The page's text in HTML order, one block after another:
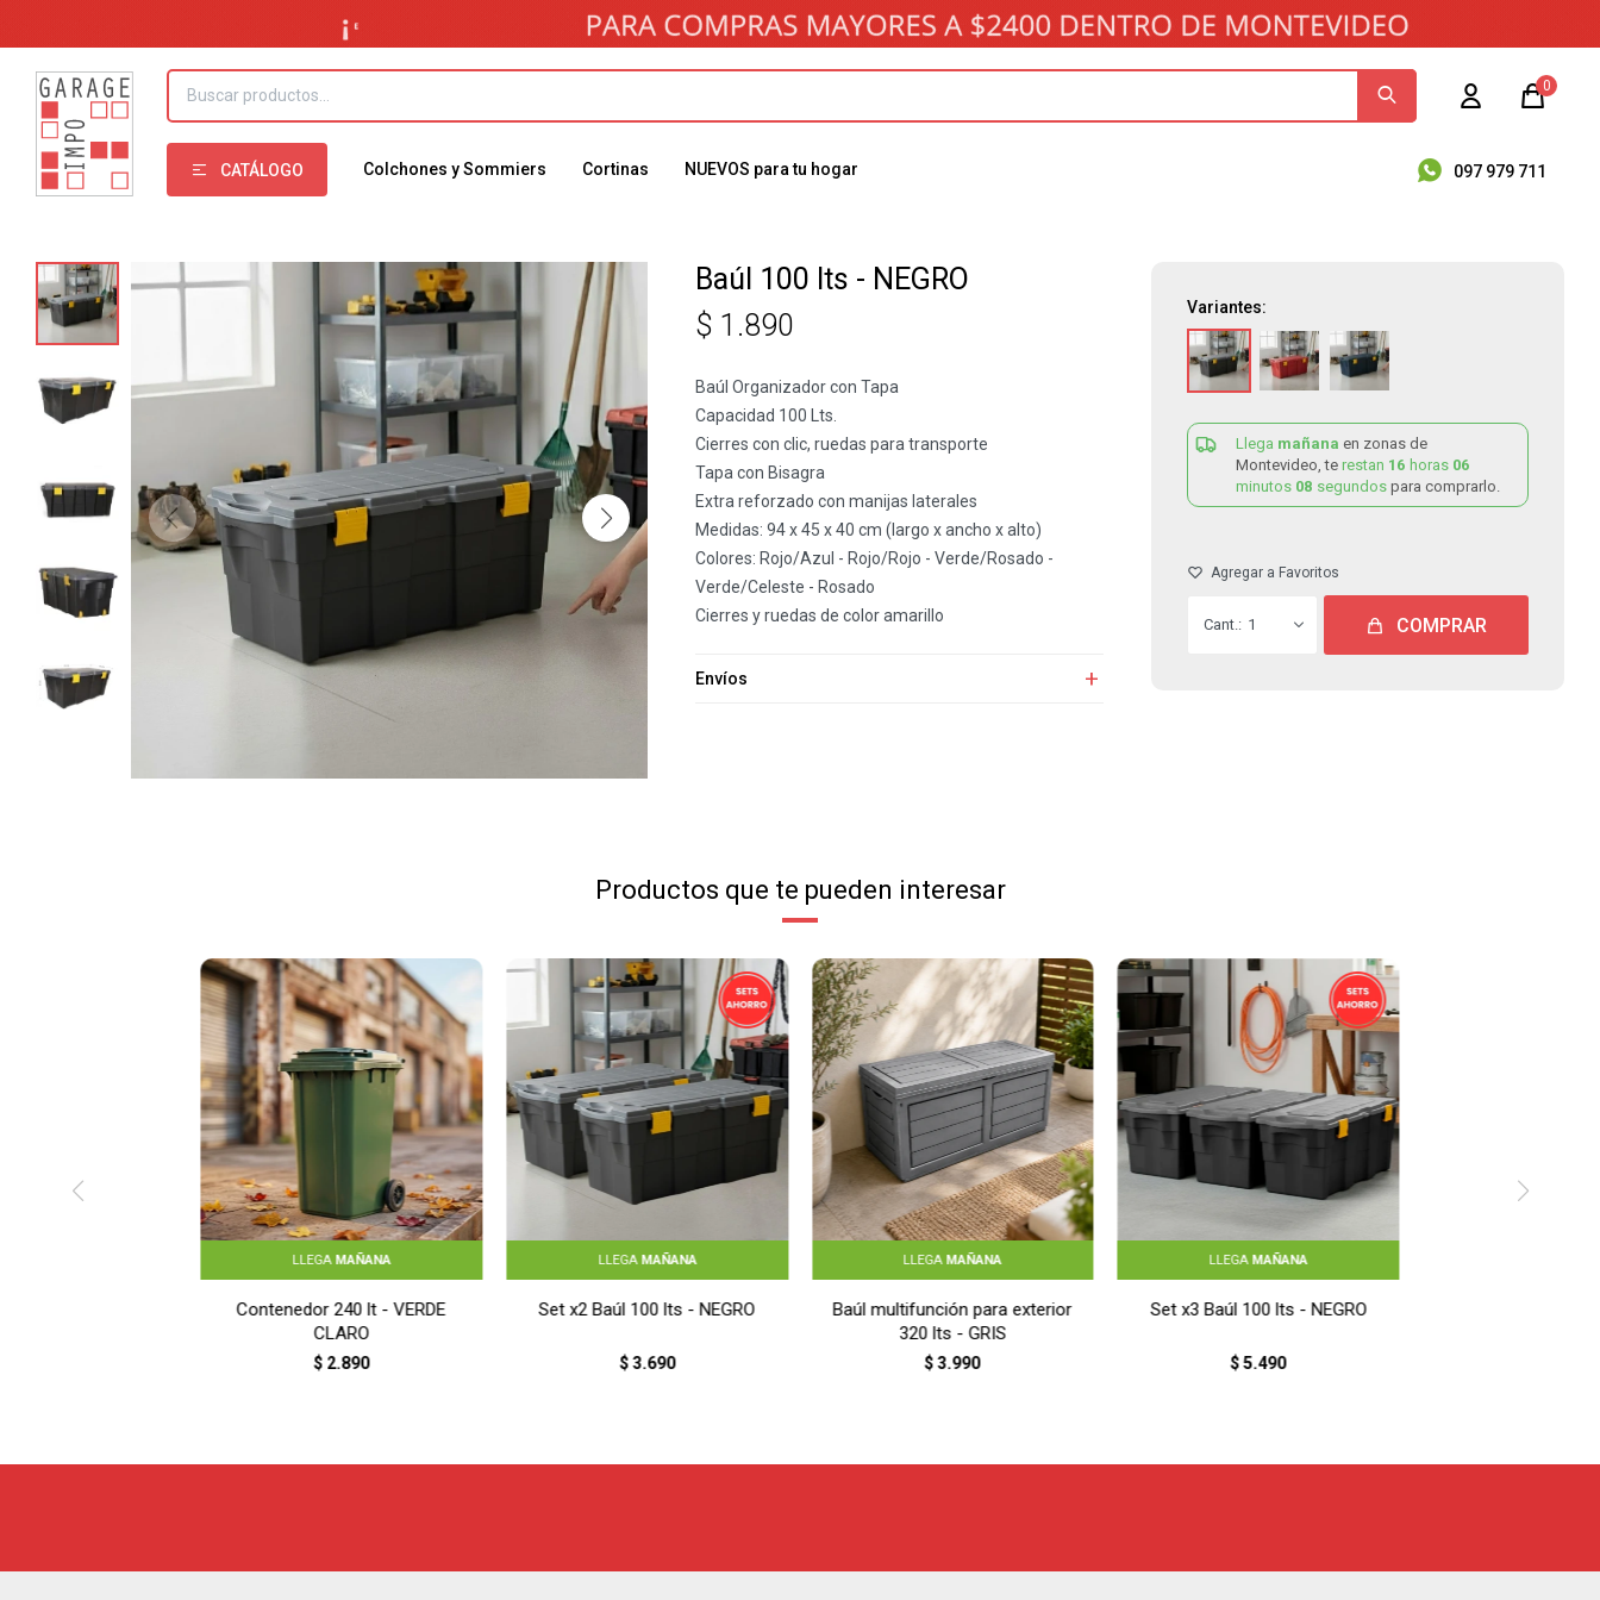
CATÁLOGO Colchones y Sommiers Cortinas NUEVOS para tu hogar 097 979 711
0
Baúl 100 lts - NEGRO
$ 1.890
Baúl Organizador con Tapa
Capacidad 100 Lts.
Cierres con clic, ruedas para transporte
Tapa con Bisagra
Extra reforzado con manijas laterales
Medidas: 94 x 45 x 40 cm (largo x ancho x alto)
Colores: Rojo/Azul - Rojo/Rojo - Verde/Rosado -
Verde/Celeste - Rosado
Cierres y ruedas de color amarillo
Envíos
Variantes:
Llega mañana en zonas de
Montevideo, te restan 16 horas 06
minutos 08 segundos para comprarlo.
1 COMPRAR
Productos que te pueden interesar
LLEGA MAÑANA
Contenedor 240 lt - VERDE
CLARO
$ 2.890
LLEGA MAÑANA
Set x2 Baúl 100 lts - NEGRO
$3.690
LLEGA MAÑANA
Baúl multifunción para exterior
320 lts - GRIS
$ 3.990
LLEGA MAÑANA
Set x3 Baúl 100 lts - NEGRO
$ 5.490